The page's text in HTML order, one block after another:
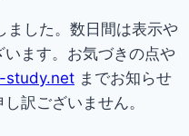
ました。数日間は表示や
ます。お気づきの点や
study.net までお知らせ
訳ございません。